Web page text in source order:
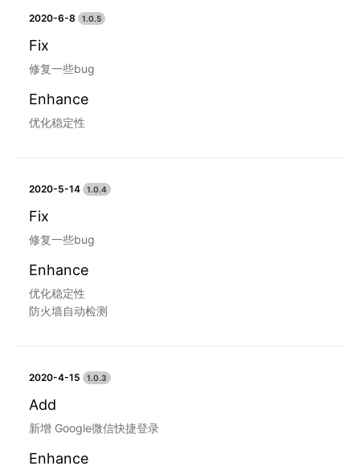
2020-6-8 1.0.5
Fix
修复一些bug
Enhance
优化稳定性
2020-5-14 1.0.4
Fix
修复一些bug
Enhance
优化稳定性
防火墙自动检测
2020-4-15 1.0.3
Add
新增 Google微信快捷登录
Enhance